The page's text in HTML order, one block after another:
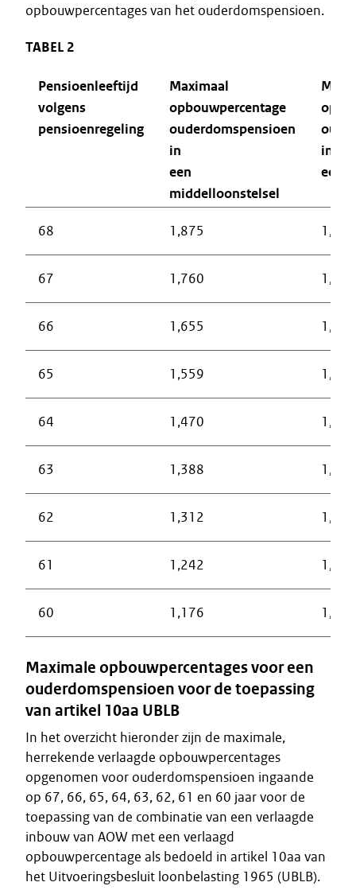
opbouwpercentages van het ouderdomspensioen.
TABEL 2
Pensioenleeftijd
volgens
pensioenregeling
Maximaal
opbouwpercentage
ouderdomspensioen
in
een
middelloonstelsel
in
een
68 1,875 1,657
67 1,760 1,556
66 1,655 1,463
65 1,559 1,378
64 1,470 1,299
63 1,388 1,227
62 1,312 1,160
61 1,242 1,098
60 1,176 1,040
Maximale opbouwpercentages voor een
ouderdomspensioen voor de toepassing
van artikel 10aa UBLB
In het overzicht hieronder zijn de maximale,
herrekende verlaagde opbouwpercentages
opgenomen voor ouderdomspensioen ingaande
op 67, 66, 65, 64, 63, 62, 61 en 60 jaar voor de
toepassing van de combinatie van een verlaagde
inbouw van AOW met een verlaagd
opbouwpercentage als bedoeld in artikel 10aa van
het Uitvoeringsbesluit loonbelasting 1965 (UBLB).